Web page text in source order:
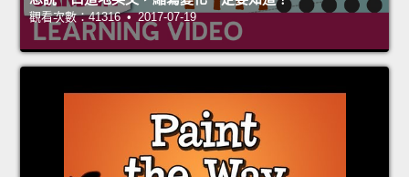
觀看次數：41316 • 2017-07-19